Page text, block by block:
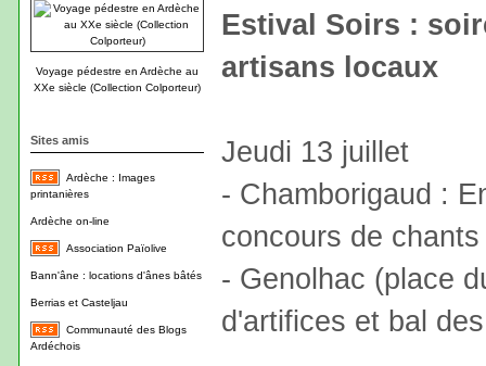
Voyage pédestre en Ardèche au
XXe siècle (Collection Colporteur)
Sites amis
Ardèche : Images
printanières
Ardèche on-line
Association Païolive
Bann'âne : locations d'ânes bâtés
Berrias et Casteljau
Communauté des Blogs
Ardéchois
Estival Soirs :
artisans locaux
Jeudi 13 juillet
- Chamborigaud :
concours de
- Genolhac (place
d'artifices et bal